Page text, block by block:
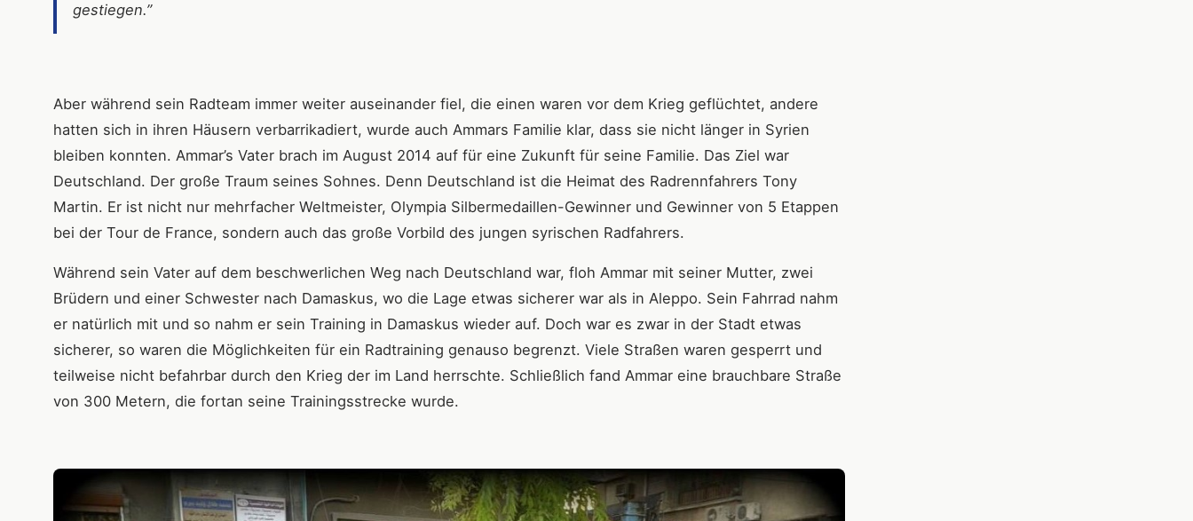
gestiegen.”
Aber während sein Radteam immer weiter auseinander fiel, die einen waren vor dem Krieg geflüchtet, andere
hatten sich in ihren Häusern verbarrikadiert, wurde auch Ammars Familie klar, dass sie nicht länger in Syrien
bleiben konnten. Ammar’s Vater brach im August 2014 auf für eine Zukunft für seine Familie. Das Ziel war
Deutschland. Der große Traum seines Sohnes. Denn Deutschland ist die Heimat des Radrennfahrers Tony
Martin. Er ist nicht nur mehrfacher Weltmeister, Olympia Silbermedaillen-Gewinner und Gewinner von 5 Etappen
bei der Tour de France, sondern auch das große Vorbild des jungen syrischen Radfahrers.
Während sein Vater auf dem beschwerlichen Weg nach Deutschland war, floh Ammar mit seiner Mutter, zwei
Brüdern und einer Schwester nach Damaskus, wo die Lage etwas sicherer war als in Aleppo. Sein Fahrrad nahm
er natürlich mit und so nahm er sein Training in Damaskus wieder auf. Doch war es zwar in der Stadt etwas
sicherer, so waren die Möglichkeiten für ein Radtraining genauso begrenzt. Viele Straßen waren gesperrt und
teilweise nicht befahrbar durch den Krieg der im Land herrschte. Schließlich fand Ammar eine brauchbare Straße
von 300 Metern, die fortan seine Trainingsstrecke wurde.